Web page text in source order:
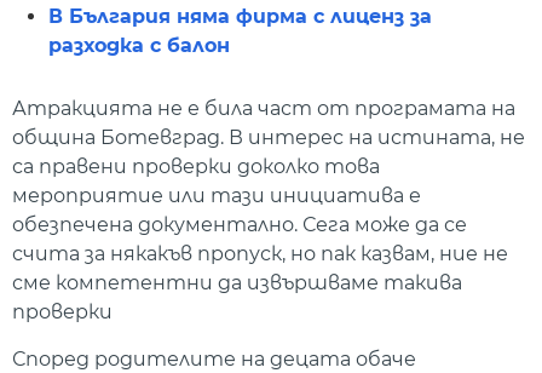
В България няма фирма с лиценз за
разходка с балон
Атракцията не е била част от програмата на
община Ботевград. В интерес на истината, не
са правени проверки доколко това
мероприятие или тази инициатива е
обезпечена документално. Сега може да се
счита за някакъв пропуск, но пак казвам, ние не
сме компетентни да извършваме такива
проверки
Според родителите на децата обаче